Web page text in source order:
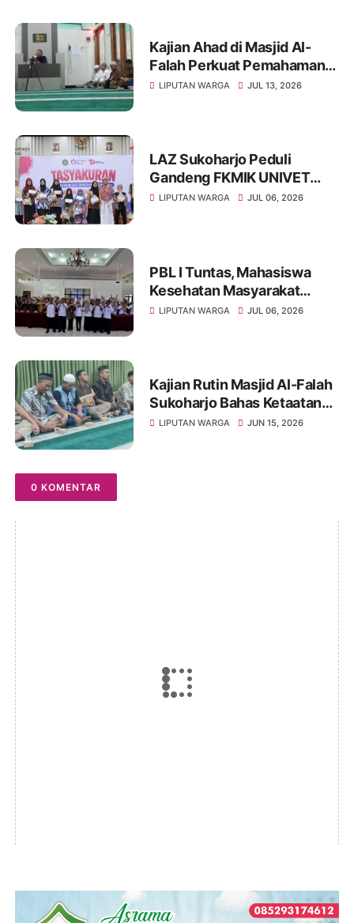
Kajian Ahad di Masjid Al-
Falah Perkuat Pemahaman
Sunnah dan Tingkatkan
LIPUTAN WARGA JUL 13, 2026
LAZ Sukoharjo Peduli
Gandeng FKMIK UNIVET
BANTARA Santuni Anak
LIPUTAN WARGA JUL 06, 2026
PBL I Tuntas, Mahasiswa
Kesehatan Masyarakat
UNIVET BANTARA Siap
LIPUTAN WARGA JUL 06, 2026
Kajian Rutin Masjid Al-Falah
Sukoharjo Bahas Ketaatan
kepada Rasul sebagai Wujud
LIPUTAN WARGA JUN 15, 2026
0 KOMENTAR